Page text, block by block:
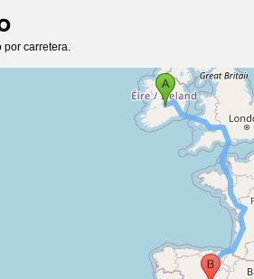
por carretera.